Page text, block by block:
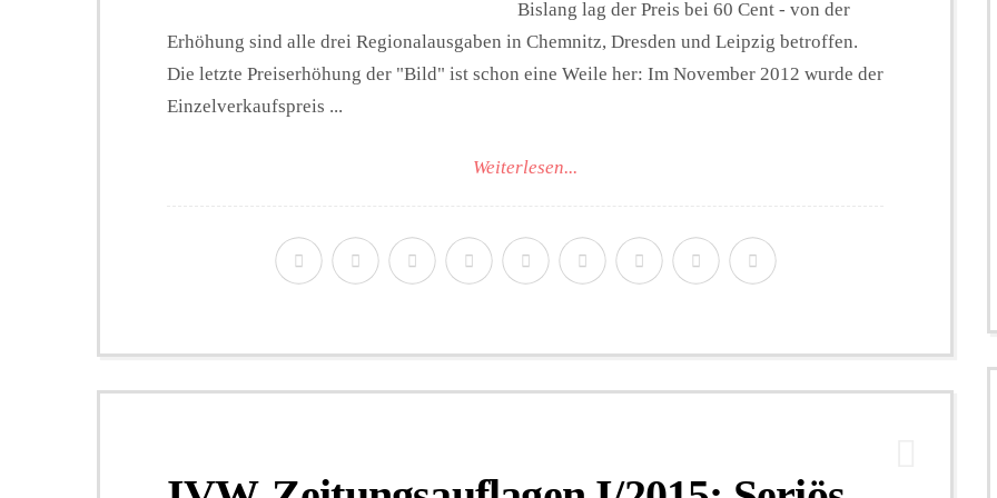
Bislang lag der Preis bei 60 Cent - von der
Erhöhung sind alle drei Regionalausgaben in Chemnitz, Dresden und Leipzig betroffen.
Die letzte Preiserhöhung der "Bild" ist schon eine Weile her: Im November 2012 wurde der
Einzelverkaufspreis ...
Weiterlesen...